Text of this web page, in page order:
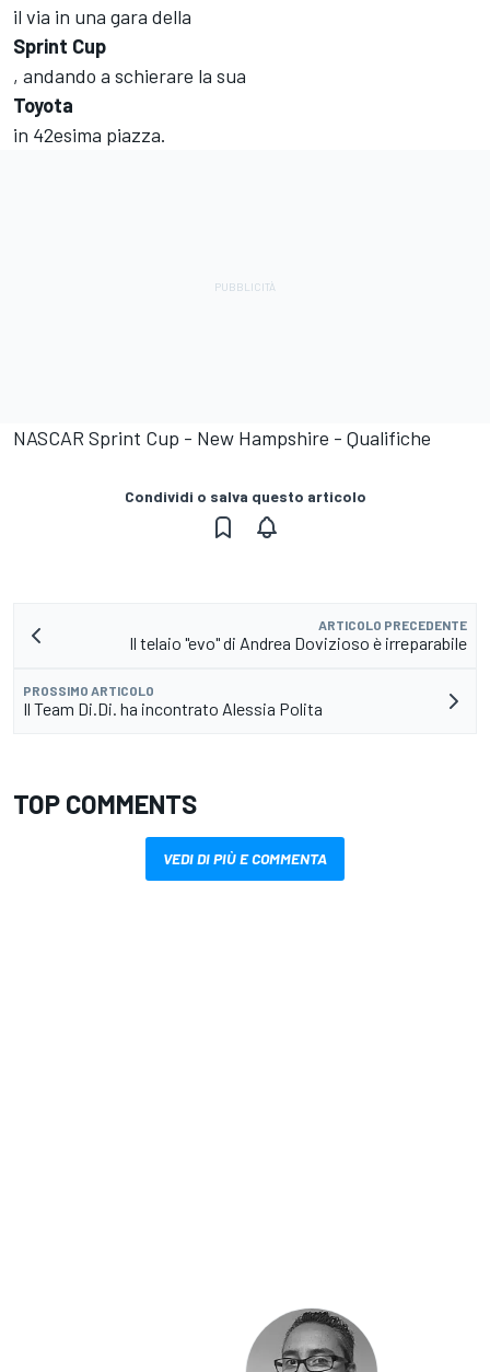
il via in una gara della
Sprint Cup
, andando a schierare la sua
Toyota
in 42esima piazza.
NASCAR Sprint Cup - New Hampshire - Qualifiche
Condividi o salva questo articolo
ARTICOLO PRECEDENTE
Il telaio "evo" di Andrea Dovizioso è irreparabile
PROSSIMO ARTICOLO
Il Team Di.Di. ha incontrato Alessia Polita
TOP COMMENTS
VEDI DI PIÙ E COMMENTA